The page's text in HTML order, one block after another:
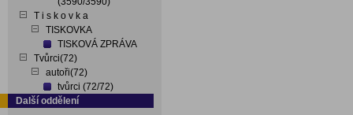
T i s k o v k a
TISKOVKA
TISKOVÁ ZPRÁVA
Tvůrci(72)
autoři(72)
tvůrci (72/72)
Další oddělení